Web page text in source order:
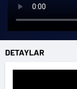
DETAYLAR